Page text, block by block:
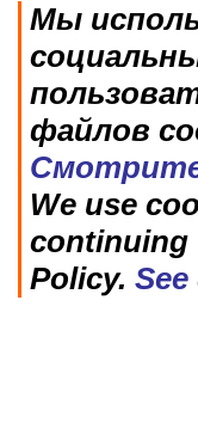
Мы
файлов
We use
continuing
Policy.